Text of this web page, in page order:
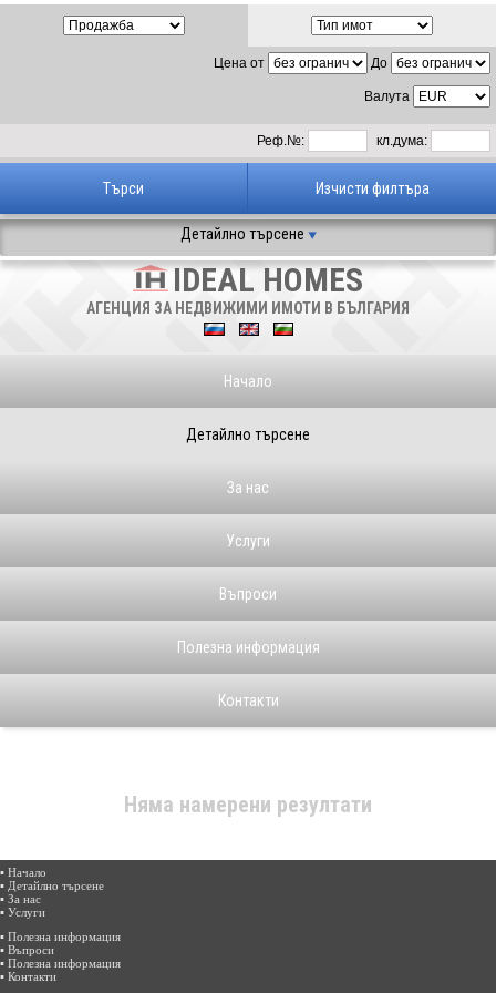
Цена от До
Валута
Реф.№: кл.дума:
Детайлно търсене
IDEAL HOMES
АГЕНЦИЯ ЗА НЕДВИЖИМИ ИМОТИ В БЪЛГАРИЯ
Начало
Детайлно търсене
За нас
Услуги
Въпроси
Полезна информация
Контакти
Няма намерени резултати
▪ Начало
▪ Детайлно търсене
▪ За нас
▪ Услуги
▪ Полезна информация
▪ Въпроси
▪ Полезна информация
▪ Контакти